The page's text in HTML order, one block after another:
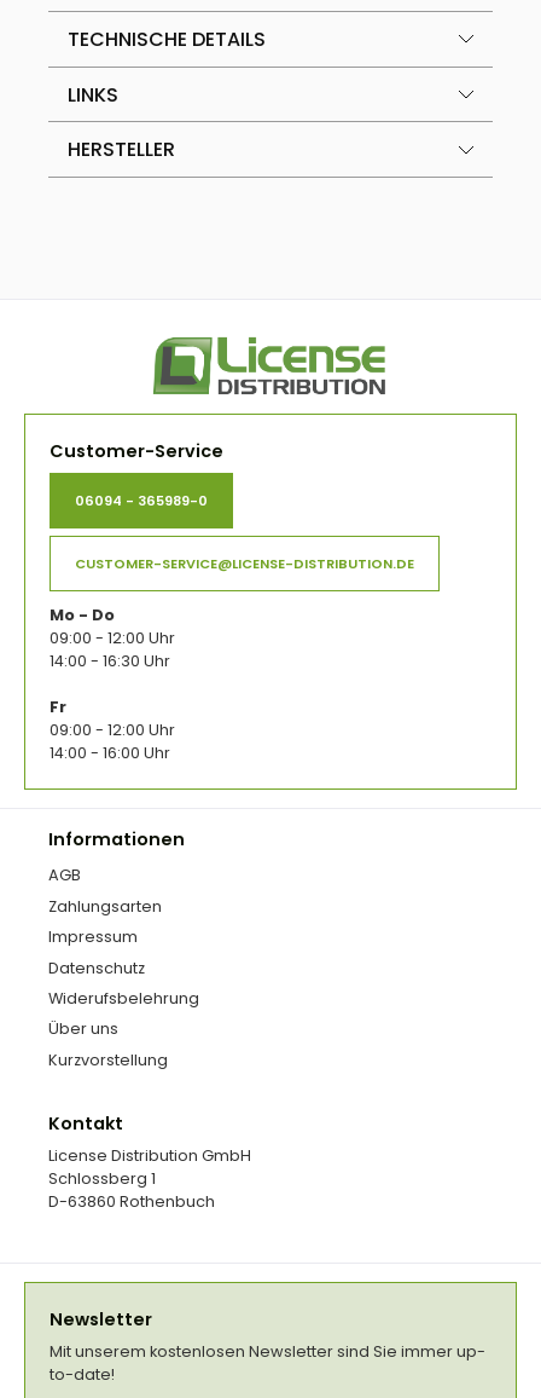
TECHNISCHE DETAILS
LINKS
HERSTELLER
Customer-Service
06094 - 365989-0
CUSTOMER-SERVICE@LICENSE-DISTRIBUTION.DE
Mo - Do
09:00 - 12:00 Uhr
14:00 - 16:30 Uhr
Fr
09:00 - 12:00 Uhr
14:00 - 16:00 Uhr
Informationen
AGB
Zahlungsarten
Impressum
Datenschutz
Widerufsbelehrung
Über uns
Kurzvorstellung
Kontakt
License Distribution GmbH
Schlossberg 1
D-63860 Rothenbuch
Newsletter
Mit unserem kostenlosen Newsletter sind Sie immer up-
to-date!